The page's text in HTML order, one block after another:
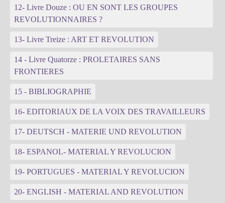
12- Livre Douze : OU EN SONT LES GROUPES
REVOLUTIONNAIRES ?
13- Livre Treize : ART ET REVOLUTION
14 - Livre Quatorze : PROLETAIRES SANS
FRONTIERES
15 - BIBLIOGRAPHIE
16- EDITORIAUX DE LA VOIX DES TRAVAILLEURS
17- DEUTSCH - MATERIE UND REVOLUTION
18- ESPANOL- MATERIAL Y REVOLUCION
19- PORTUGUES - MATERIAL Y REVOLUCION
20- ENGLISH - MATERIAL AND REVOLUTION